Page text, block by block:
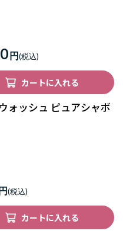
円
カートに入れる
ォッシュ ピュアシャボ
円
カートに入れる